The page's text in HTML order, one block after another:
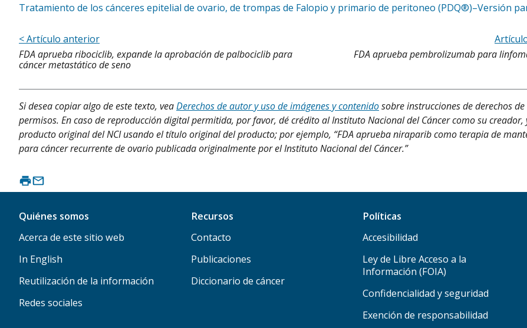
Tratamiento de los cánceres epitelial de ovario, de trompas de Falopio y primario de peritoneo (PDQ®)–Versión
< Artículo anterior
FDA aprueba ribociclib, expande la aprobación de palbociclib para
cáncer metastático de seno
FDA aprueba pembrolizumab para
Si desea copiar algo de este texto, veaDerechos de autor y uso de imágenes y contenidosobre instrucciones de derechos
permisos. En caso de reproducción digital permitida, por favor, dé crédito al Instituto Nacional del Cáncer como su creador,
producto original del NCI usando el título original del producto; por ejemplo, “FDA aprueba niraparib como terapia de
para cáncer recurrente de ovario publicada originalmente por el Instituto Nacional del Cáncer.”
Quiénes somos
Acerca de este sitio web
In English
Reutilización de la información
Redes sociales
Recursos
Contacto
Publicaciones
Diccionario de cáncer
Políticas
Accesibilidad
Ley de Libre Acceso a la
Información (FOIA)
Confidencialidad y seguridad
Exención de responsabilidad